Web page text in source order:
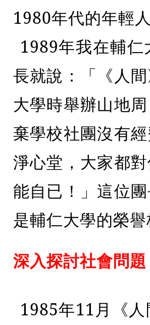
1980年代的年輕
1989年我在輔
長就說：「《人
大學時舉辦山地
棄學校社團沒有
淨心堂，大家都
能自已！」這位
是輔仁大學的榮
深入探討社會問題
1985年11月《